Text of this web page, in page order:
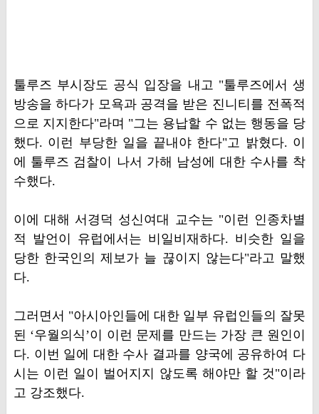
툴루즈 부시장도 공식 입장을 내고 "툴루즈에서 생
방송을 하다가 모욕과 공격을 받은 진니티를 전폭적
으로 지지한다"라며 "그는 용납할 수 없는 행동을 당
했다. 이런 부당한 일을 끝내야 한다"고 밝혔다. 이
에 툴루즈 검찰이 나서 가해 남성에 대한 수사를 착
수했다.
이에 대해 서경덕 성신여대 교수는 "이런 인종차별
적 발언이 유럽에서는 비일비재하다. 비슷한 일을
당한 한국인의 제보가 늘 끊이지 않는다"라고 말했
다.
그러면서 "아시아인들에 대한 일부 유럽인들의 잘못
된 ‘우월의식’이 이런 문제를 만드는 가장 큰 원인이
다. 이번 일에 대한 수사 결과를 양국에 공유하여 다
시는 이런 일이 벌어지지 않도록 해야만 할 것"이라
고 강조했다.